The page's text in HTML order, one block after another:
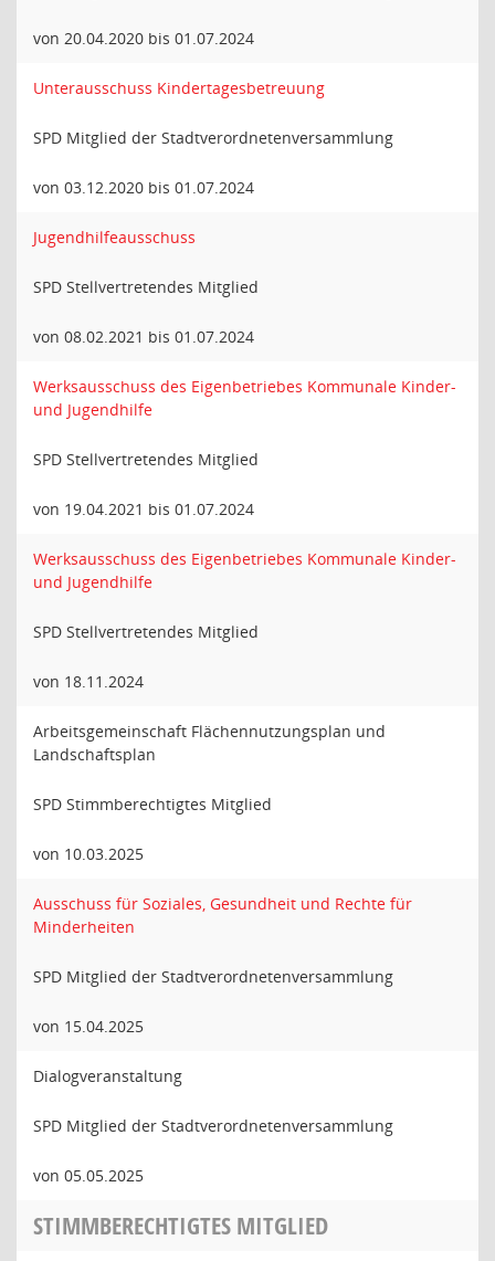
von 20.04.2020 bis 01.07.2024
Unterausschuss Kindertagesbetreuung
SPD Mitglied der Stadtverordnetenversammlung
von 03.12.2020 bis 01.07.2024
Jugendhilfeausschuss
SPD Stellvertretendes Mitglied
von 08.02.2021 bis 01.07.2024
Werksausschuss des Eigenbetriebes Kommunale Kinder-
und Jugendhilfe
SPD Stellvertretendes Mitglied
von 19.04.2021 bis 01.07.2024
Werksausschuss des Eigenbetriebes Kommunale Kinder-
und Jugendhilfe
SPD Stellvertretendes Mitglied
von 18.11.2024
Arbeitsgemeinschaft Flächennutzungsplan und
Landschaftsplan
SPD Stimmberechtigtes Mitglied
von 10.03.2025
Ausschuss für Soziales, Gesundheit und Rechte für
Minderheiten
SPD Mitglied der Stadtverordnetenversammlung
von 15.04.2025
Dialogveranstaltung
SPD Mitglied der Stadtverordnetenversammlung
von 05.05.2025
STIMMBERECHTIGTES MITGLIED